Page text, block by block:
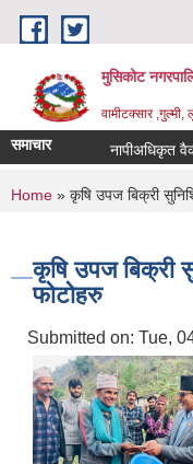
Skip to main content
मुसिकोट
वामीटक्सार ,गुल्मी,
समाचार नापीअधिकृत
You are
Home » कृषि उपज बिक्री
कृषि उपज बिक्री
फोटोहरु
Submitted on: Tue,